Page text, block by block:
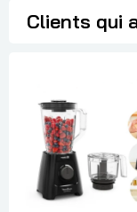
Clients qui